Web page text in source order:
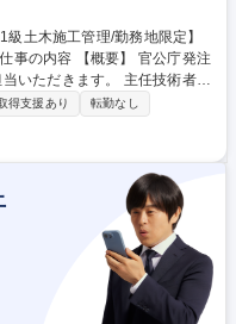
いただきます。 主任技術者や
くことを期待しています。
の徹底 ・発注者との打合
と調整、施工体制の構築と管
作成・管理 ・写真・出来形
対応、竣工書類作成/現場巡
得支援あり
転勤なし